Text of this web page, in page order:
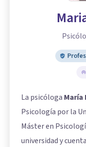
La psicóloga María
Psicología por la
Máster en
universidad y